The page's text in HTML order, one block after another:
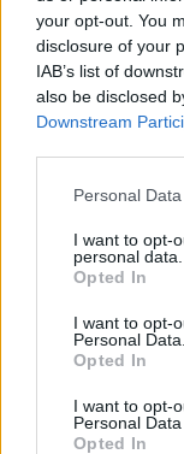
your opt-out. You
disclosure of your
IAB’s list of
also be disclosed
Downstream
Personal
I want to opt-
personal data.
Opted In
I want to opt-
Personal Data.
Opted In
I want to opt-
Personal
Opted In